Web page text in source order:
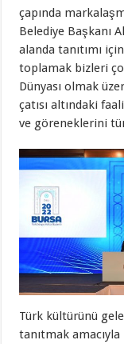
çapında
Belediye Başkanı
alanda tanıtımı
toplamak bizleri
Dünyası olmak
çatısı altındaki
ve göreneklerini
Türk kültürünü
tanıtmak amacıyla